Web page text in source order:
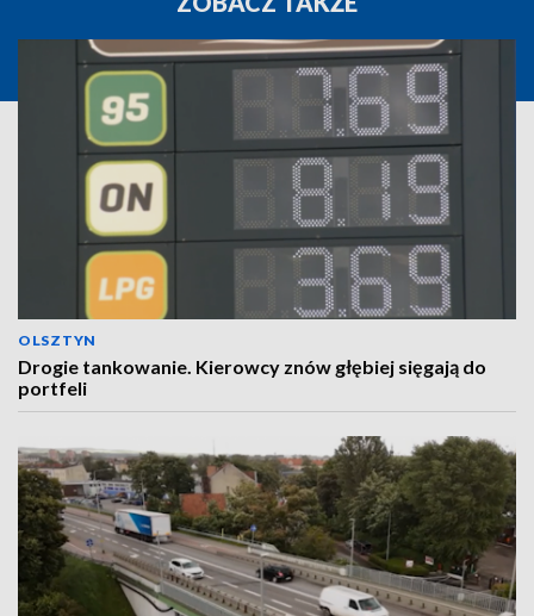
OLSZTYN
Drogie tankowanie. Kierowcy znów głębiej sięgają do
portfeli